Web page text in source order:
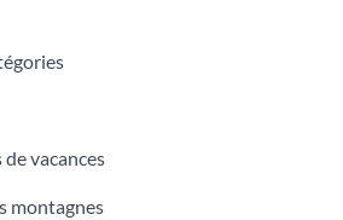
vacances
montagnes